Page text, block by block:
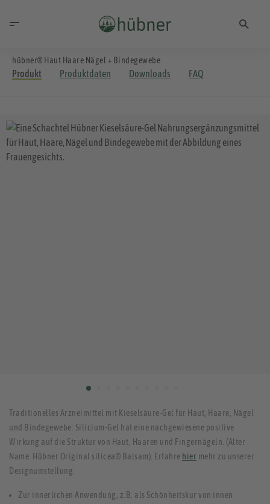
hübner® Haut Haare Nägel + Bindegewebe
Produkt Produktdaten Downloads FAQ
Traditionelles Arzneimittel mit Kieselsäure-Gel für Haut, Haare, Nägel
und Bindegewebe: Silicium-Gel hat eine nachgewiesene positive
Wirkung auf die Struktur von Haut, Haaren und Fingernägeln. (Alter
Name: Hübner Original silicea® Balsam). Erfahre hier mehr zu unserer
Designumstellung.
Zur innerlichen Anwendung, z.B. als Schönheitskur von innen